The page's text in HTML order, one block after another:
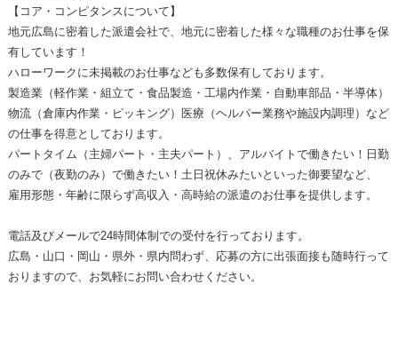
【コア・コンピタンスについて】
地元広島に密着した派遣会社で、地元に密着した様々な職種のお仕事を保
有しています！
ハローワークに未掲載のお仕事なども多数保有しております。
製造業（軽作業・組立て・食品製造・工場内作業・自動車部品・半導体）
物流（倉庫内作業・ピッキング）医療（ヘルパー業務や施設内調理）など
の仕事を得意としております。
パートタイム（主婦パート・主夫パート）、アルバイトで働きたい！日勤
のみで（夜勤のみ）で働きたい！土日祝休みたいといった御要望など、
雇用形態・年齢に限らず高収入・高時給の派遣のお仕事を提供します。
電話及びメールで24時間体制での受付を行っております。
広島・山口・岡山・県外・県内問わず、応募の方に出張面接も随時行って
おりますので、お気軽にお問い合わせください。